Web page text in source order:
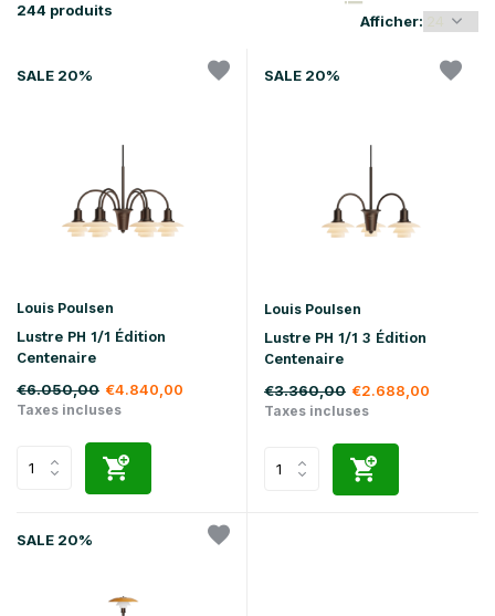
244 produits
Afficher:
SALE 20%
Louis Poulsen
Lustre PH 1/1 Édition
Centenaire
€6.050,00 €4.840,00
Taxes incluses
SALE 20%
Louis Poulsen
Lustre PH 1/1 3 Édition
Centenaire
€3.360,00 €2.688,00
Taxes incluses
SALE 20%